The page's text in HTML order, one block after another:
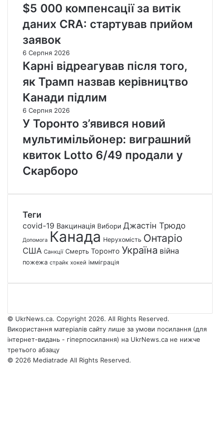
$5 000 компенсації за витік
даних CRA: стартував прийом
заявок
6 Серпня 2026
Карні відреагував після того,
як Трамп назвав керівництво
Канади підлим
6 Серпня 2026
У Торонто з’явився новий
мультимільйонер: виграшний
квиток Lotto 6/49 продали у
Скарборо
Теги
covid-19 Вакцинація Вибори Джастін Трюдо
Допомога Канада Нерухомість Онтаріо
США Санкції Смерть Торонто Україна війна
пожежа страйк хокей імміграція
© UkrNews.ca. Copyright 2026. All Rights Reserved.
Використання матеріалів сайту лише за умови посилання (для
інтернет-видань - гіперпосилання) на UkrNews.ca не нижче
третього абзацу
© 2026 Mediatrade All Rights Reserved.